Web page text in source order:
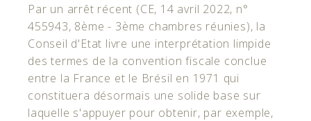
Par un arrêt récent (CE, 14 avril 2022, n°
455943, 8ème - 3ème chambres réunies), la
Conseil d'Etat livre une interprétation limpide
des termes de la convention fiscale conclue
entre la France et le Brésil en 1971 qui
constituera désormais une solide base sur
laquelle s'appuyer pour obtenir, par exemple,